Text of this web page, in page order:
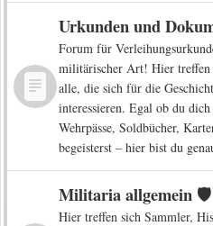
Urkunden und
Forum für
militärischer Art! Hier
alle, die sich für die
interessieren. Egal ob du
Wehrpässe, Soldbücher,
begeisterst – hier bist du
Militaria allgemein 🛡️
Hier treffen sich Sammler,